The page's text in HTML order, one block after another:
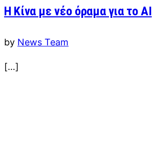
Η Κίνα με νέο όραμα για το AI
by News Team
[…]